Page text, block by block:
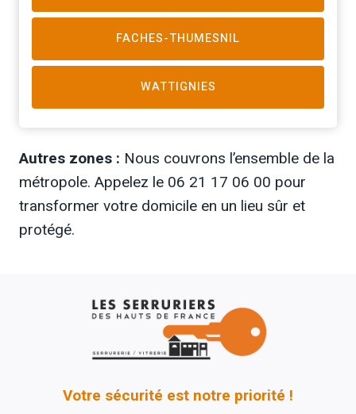
FACHES-THUMESNIL
WATTIGNIES
Autres zones : Nous couvrons l’ensemble de la
métropole. Appelez le 06 21 17 06 00 pour
transformer votre domicile en un lieu sûr et
protégé.
Votre sécurité est notre priorité !